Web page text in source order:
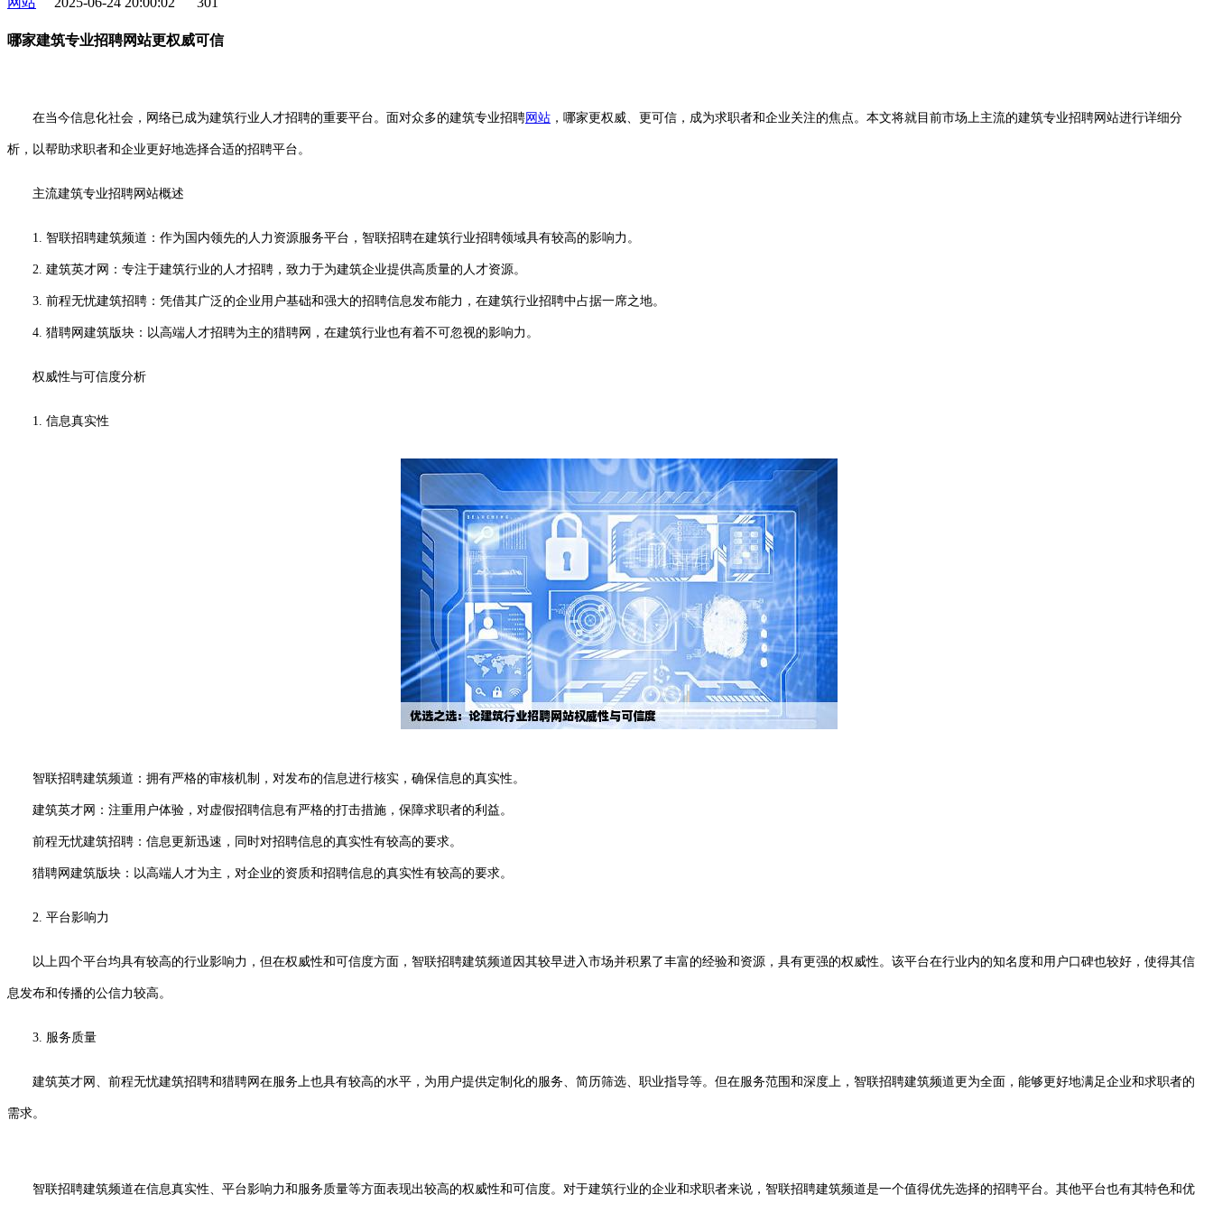
哪家建筑专业招聘网站更权威可信
在当今信息化社会，网络已成为建筑行业人才招聘的重要平台。面对众多的建筑专业招聘网站 ，哪家更权威、更可信，成为求职者和企业关注的焦点。本文将就目前市场上主流的建筑专业招聘网站进行详细分
析，以帮助求职者和企业更好地选择合适的招聘平台。
主流建筑专业招聘网站概述
1. 智联招聘建筑频道：作为国内领先的人力资源服务平台，智联招聘在建筑行业招聘领域具有较高的影响力。
2. 建筑英才网：专注于建筑行业的人才招聘，致力于为建筑企业提供高质量的人才资源。
3. 前程无忧建筑招聘：凭借其广泛的企业用户基础和强大的招聘信息发布能力，在建筑行业招聘中占据一席之地。
4. 猎聘网建筑版块：以高端人才招聘为主的猎聘网，在建筑行业也有着不可忽视的影响力。
权威性与可信度分析
1. 信息真实性
智联招聘建筑频道：拥有严格的审核机制，对发布的信息进行核实，确保信息的真实性。
建筑英才网：注重用户体验，对虚假招聘信息有严格的打击措施，保障求职者的利益。
前程无忧建筑招聘：信息更新迅速，同时对招聘信息的真实性有较高的要求。
猎聘网建筑版块：以高端人才为主，对企业的资质和招聘信息的真实性有较高的要求。
2. 平台影响力
以上四个平台均具有较高的行业影响力，但在权威性和可信度方面，智联招聘建筑频道因其较早进入市场并积累了丰富的经验和资源，具有更强的权威性。该平台在行业内的知名度和用户口碑也较好，使得其信
息发布和传播的公信力较高。
3. 服务质量
建筑英才网、前程无忧建筑招聘和猎聘网在服务上也具有较高的水平，为用户提供定制化的服务、简历筛选、职业指导等。但在服务范围和深度上，智联招聘建筑频道更为全面，能够更好地满足企业和求职者的
需求。
智联招聘建筑频道在信息真实性、平台影响力和服务质量等方面表现出较高的权威性和可信度。对于建筑行业的企业和求职者来说，智联招聘建筑频道是一个值得优先选择的招聘平台。其他平台也有其特色和优